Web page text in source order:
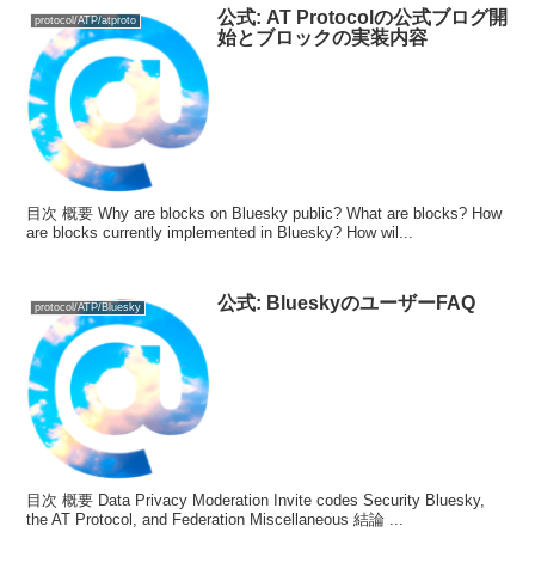
protocol/ATP/atproto
公式: AT Protocolの公式ブログ開
始とブロックの実装内容
目次 概要 Why are blocks on Bluesky public? What are blocks? How
are blocks currently implemented in Bluesky? How wil...
protocol/ATP/Bluesky 公式: BlueskyのユーザーFAQ
目次 概要 Data Privacy Moderation Invite codes Security Bluesky,
the AT Protocol, and Federation Miscellaneous 結論 ...